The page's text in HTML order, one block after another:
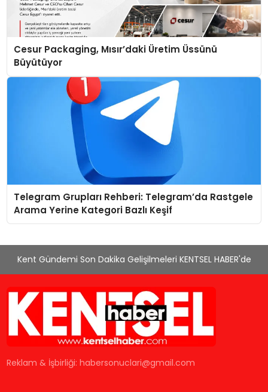
Cesur Packaging, Mısır’daki Üretim Üssünü
Büyütüyor
Telegram Grupları Rehberi: Telegram’da Rastgele
Arama Yerine Kategori Bazlı Keşif
Kent Gündemi Son Dakika Gelişilmeleri KENTSEL HABER'de
Reklam & İşbirliği:habersonuclari@gmail.com